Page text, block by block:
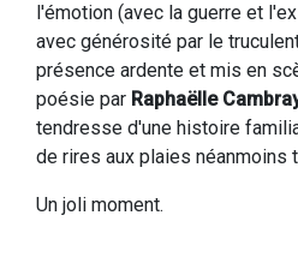
l'émotion (avec la guerre et
avec générosité par le
présence ardente et mis en
poésie par Raphaëlle
tendresse d'une histoire
de rires aux plaies néanmoins
Un joli moment.